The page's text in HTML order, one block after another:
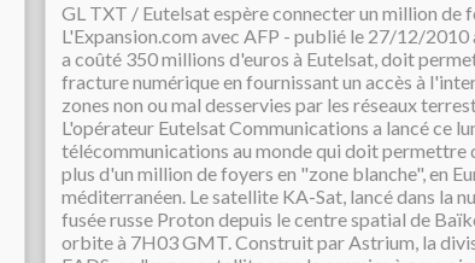
GL TXT / Eutelsat espère connecter un million de
L'Expansion.com avec AFP - publié le 27/12/
a coûté 350 millions d'euros à Eutelsat, doit
fracture numérique en fournissant un accès à
zones non ou mal desservies par les réseaux
L'opérateur Eutelsat Communications a lancé ce
télécommunications au monde qui doit
plus d'un million de foyers en "zone blanche", en
méditerranéen. Le satellite KA-Sat, lancé dans la
fusée russe Proton depuis le centre spatial de
orbite à 7H03 GMT. Construit par Astrium, la